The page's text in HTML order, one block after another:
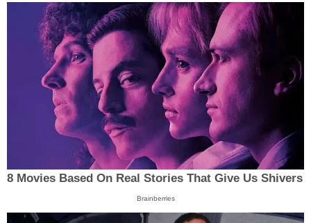
8 Movies Based On Real Stories That Give Us Shivers
Brainberries